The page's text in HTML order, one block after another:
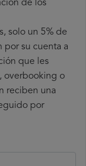
de los
solo un 5% de
por su cuenta a
que les
overbooking o
reciben una
por